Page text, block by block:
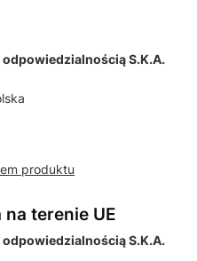
odpowiedzialnością S.K.A.
produktu
terenie UE
odpowiedzialnością S.K.A.